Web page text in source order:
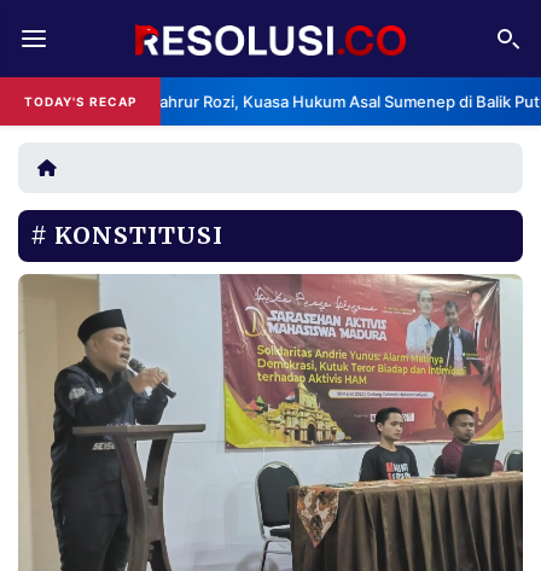
TODAY'S RECAP
A. Fahrur Rozi, Kuasa Hukum Asal Sumenep di Balik Putusan
REDAKSI TENTANG
RESOLUSI IKLAN
RUBRIKASI
EDITORIAL AKSARA
FINANSIA PERSONA
DAERAH NASIONAL
MANCA SPORT
INFORMASI
PRIVACY
POLICY WARGA
KONSTITUSI